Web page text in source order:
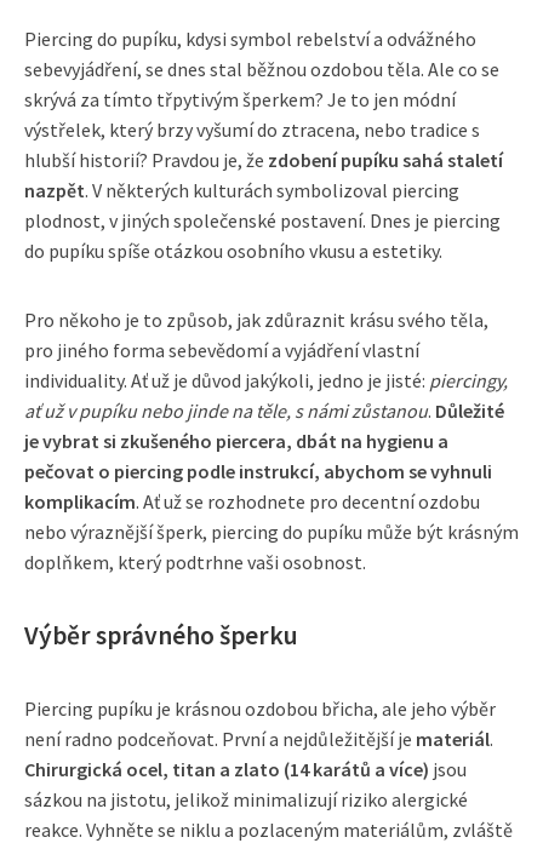
Piercing do pupíku, kdysi symbol rebelství a odvážného
sebevyjádření, se dnes stal běžnou ozdobou těla. Ale co se
skrývá za tímto třpytivým šperkem? Je to jen módní
výstřelek, který brzy vyšumí do ztracena, nebo tradice s
hlubší historií? Pravdou je, že zdobení pupíku sahá staletí
nazpět. V některých kulturách symbolizoval piercing
plodnost, v jiných společenské postavení. Dnes je piercing
do pupíku spíše otázkou osobního vkusu a estetiky.
Pro někoho je to způsob, jak zdůraznit krásu svého těla,
pro jiného forma sebevědomí a vyjádření vlastní
individuality. Ať už je důvod jakýkoli, jedno je jisté: piercingy,
ať už v pupíku nebo jinde na těle, s námi zůstanou. Důležité
je vybrat si zkušeného piercera, dbát na hygienu a
pečovat o piercing podle instrukcí, abychom se vyhnuli
komplikacím. Ať už se rozhodnete pro decentní ozdobu
nebo výraznější šperk, piercing do pupíku může být krásným
doplňkem, který podtrhne vaši osobnost.
Výběr správného šperku
Piercing pupíku je krásnou ozdobou břicha, ale jeho výběr
není radno podceňovat. První a nejdůležitější je materiál.
Chirurgická ocel, titan a zlato (14 karátů a více) jsou
sázkou na jistotu, jelikož minimalizují riziko alergické
reakce. Vyhněte se niklu a pozlaceným materiálům, zvláště